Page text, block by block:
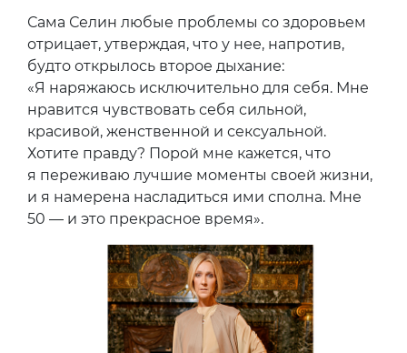
Сама Селин любые проблемы со здоровьем
отрицает, утверждая, что у нее, напротив,
будто открылось второе дыхание:
«Я наряжаюсь исключительно для себя. Мне
нравится чувствовать себя сильной,
красивой, женственной и сексуальной.
Хотите правду? Порой мне кажется, что
я переживаю лучшие моменты своей жизни,
и я намерена насладиться ими сполна. Мне
50 — и это прекрасное время».